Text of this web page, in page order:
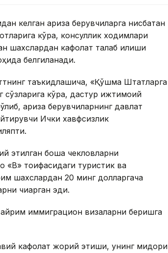
келган ариза берувчиларга нисбатан
кўра, консуллик ходимлари
шахслардан кафолат талаб қилиши
белгиланади.
таъкидлашича, «Қўшма Штатларга
сўзларига кўра, дастур ижтимоий
ариза берувчиларнинг давлат
Ички хавфсизлик
этилган бошқа чекловларни
«B» тоифасидаги туристик ва
шахслардан 20 минг долларгача
чиқарган эди.
иммиграцион визаларни беришга
кафолат жорий этиши, унинг миқдори